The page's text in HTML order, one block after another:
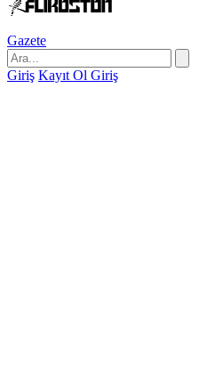
Gazete
Giriş Kayıt Ol Giriş